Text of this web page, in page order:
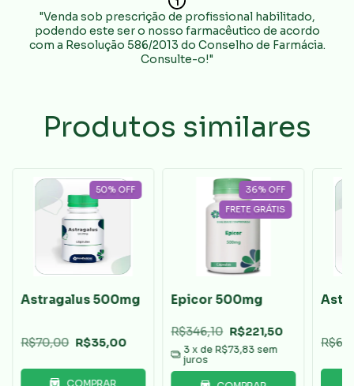
"Venda sob prescrição de profissional habilitado,
podendo este ser o nosso farmacêutico de acordo
com a Resolução 586/2013 do Conselho de Farmácia.
Consulte-o!"
Produtos similares
50% OFF
Astragalus 500mg
R$70,00 R$35,00
COMPRAR
36% OFF
FRETE GRÁTIS
Epicor 500mg
R$346,10 R$221,50
3 x deR$73,83 sem
juros